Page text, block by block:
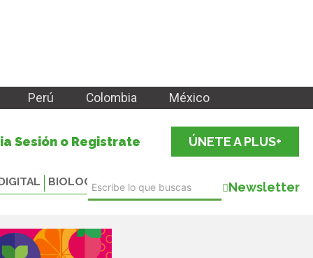
Perú Colombia México
Sesión o Registrate ÚNETE A PLUS+
BIOLOGICALS Newsletter